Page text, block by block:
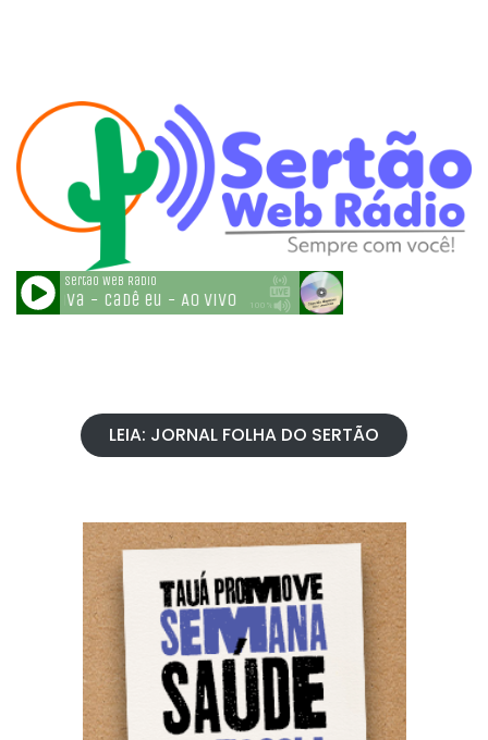
LEIA: JORNAL FOLHA DO SERTÃO